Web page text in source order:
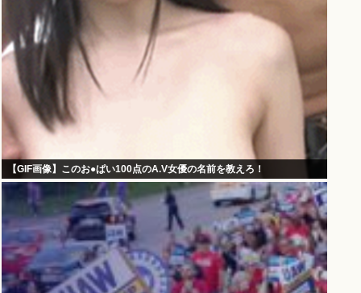
【GIF画像】このお●ぱい100点のA.V女優の名前を教えろ！